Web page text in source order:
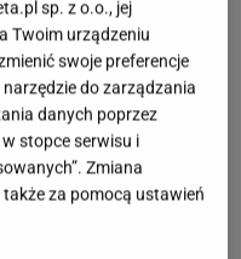
i odstaw do
wstaw na noc do
na owsiankę,
rozcieńczając ją
Na koniec dorzuć
które warto
sp. z o.o., jej
Twoim urządzeniu
swoje preferencje
do zarządzania
danych poprzez
stopce serwisu i
Zmiana
za pomocą ustawień